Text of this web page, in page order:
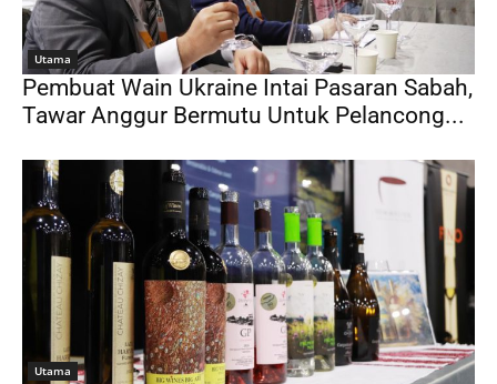
Utama
Pembuat Wain Ukraine Intai Pasaran Sabah,
Tawar Anggur Bermutu Untuk Pelancong...
Utama